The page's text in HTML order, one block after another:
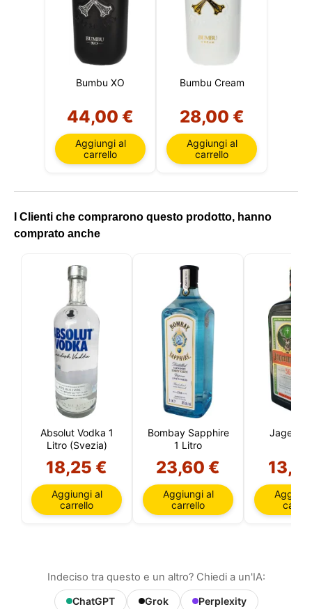
Bumbu XO
44,00 €
Aggiungi al
carrello
Bumbu Cream
28,00 €
Aggiungi al
carrello
I Clienti che comprarono questo prodotto, hanno
comprato anche
Absolut Vodka 1
Litro (Svezia)
18,25 €
Aggiungi al
carrello
Bombay Sapphire
1 Litro
23,60 €
Aggiungi al
carrello
Indeciso tra questo e un altro? Chiedi a un'IA:
ChatGPT Grok
Perplexity
utenti, migliorare il nostro sito e, infine, per scopi di
marketing. Puoi rifiutare tutto il trattamento non
essenziale scegliendo di accettare solo i cookie
necessari. Puoi personalizzare la tua scelta e
selezionare i cookie che ci permetti di utilizzare nella